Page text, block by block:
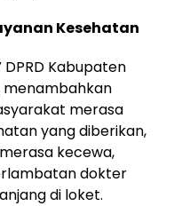
Kesehatan
Kabupaten
menambahkan
merasa
yang diberikan,
kecewa,
dokter
di loket.